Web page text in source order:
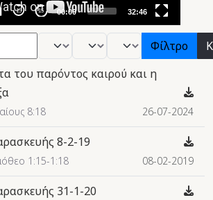
15 15 00:00 32:46
Φίλτρο
του παρόντος καιρού και η
8:18 26-07-2024
8-2-19
1:15-1:18 08-02-2019
31-1-20